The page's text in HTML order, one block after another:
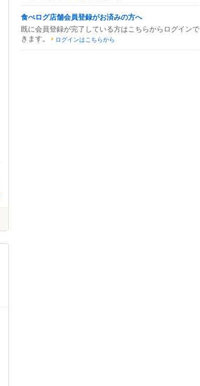
食べログ店舗会員登録がお済みの方へ
既に会員登録が完了している方はこちらからログインで
きます。
ログインはこちらから